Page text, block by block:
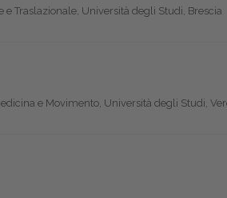
Traslazionale, Università degli Studi, Brescia
e Movimento, Università degli Studi,